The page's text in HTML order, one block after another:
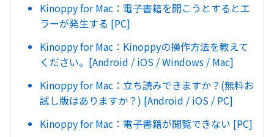
Kinoppy for Mac：電子書籍を開こうとするとエ
ラーが発生する [PC]
Kinoppy for Mac：Kinoppyの操作方法を教えて
ください。[Android / iOS / Windows / Mac]
Kinoppy for Mac：立ち読みできますか？(無料お
試し版はありますか？) [Android / iOS / PC]
Kinoppy for Mac：電子書籍が閲覧できない [PC]